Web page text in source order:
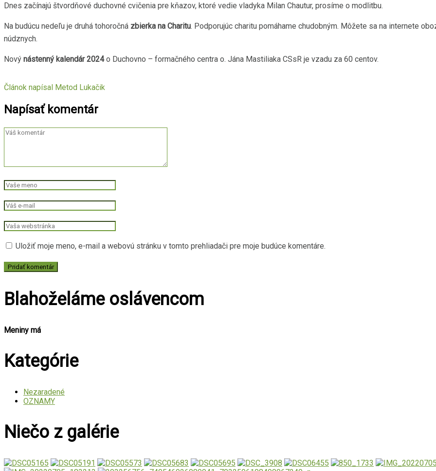
Dnes začínajú štvordňové duchovné cvičenia pre kňazov, ktoré vedie vladyka Milan Chautur, prosíme o modlitbu.
Na budúcu nedeľu je druhá tohoročná zbierka na Charitu. Podporujúc charitu pomáhame chudobným. Môžete sa na internete
núdznych.
Nový nástenný kalendár 2024o Duchovno – formačného centra o. Jána Mastiliaka CSsR je vzadu za 60 centov.
Článok napísal Metod Lukačik
Napísať komentár
Uložiť moje meno, e-mail a webovú stránku v tomto prehliadači pre moje budúce komentáre.
Blahoželáme oslávencom
Meniny má
Kategórie
Nezaradené
OZNAMY
Niečo z galérie